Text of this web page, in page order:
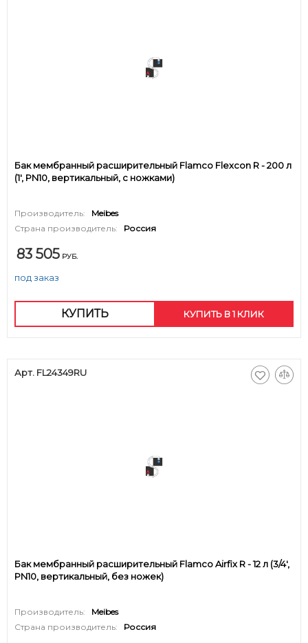
Бак мембранный расширительный Flamco Flexcon R - 200 л
(1', PN10, вертикальный, с ножками)
Производитель:
Meibes
Страна производитель:
Россия
83 505 РУБ.
под заказ
КУПИТЬ КУПИТЬ В 1 КЛИК
Арт. FL24349RU
Бак мембранный расширительный Flamco Airfix R - 12 л (3/4',
PN10, вертикальный, без ножек)
Производитель:
Meibes
Страна производитель:
Россия